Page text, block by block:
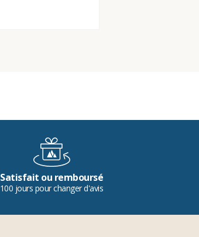
Satisfait ou remboursé
100 jours pour changer d'avis